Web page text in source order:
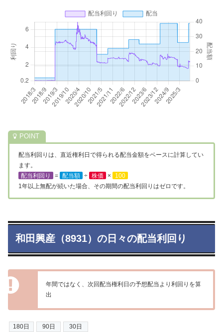
配当利回りは、直近権利日で得られる配当金額をベースに計算してい
ます。
配当利回り
= 配当額 ÷ 株価 ×
100
1年以上無配が続いた場合、その期間の配当利回りはゼロです。
和田興産（8931）の日々の配当利回り
年間ではなく、次回配当権利日の予想配当より利回りを算
出